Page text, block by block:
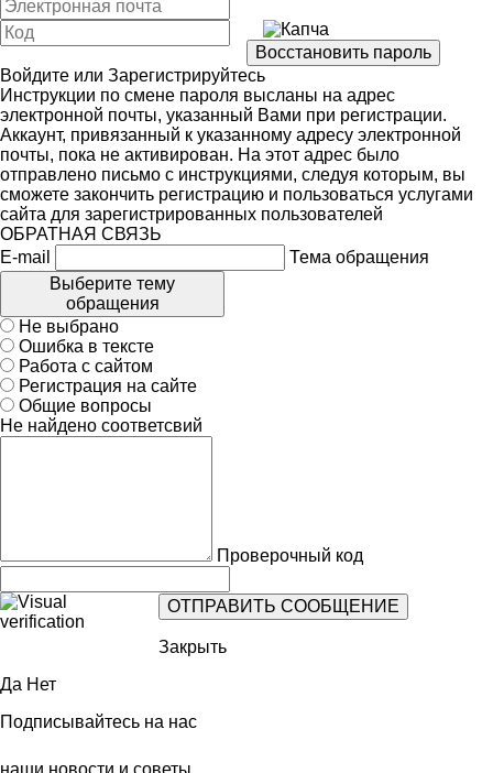
Войдите или Зарегистрируйтесь
Инструкции по смене пароля высланы на адрес
электронной почты, указанный Вами при регистрации.
Аккаунт, привязанный к указанному адресу электронной
почты, пока не активирован. На этот адрес было
отправлено письмо с инструкциями, следуя которым, вы
сможете закончить регистрацию и пользоваться услугами
сайта для зарегистрированных пользователей
ОБРАТНАЯ СВЯЗЬ
E-mail
Тема обращения
Выберите тему
обращения
Не выбрано
Ошибка в тексте
Работа с сайтом
Регистрация на сайте
Общие вопросы
Не найдено соответсвий
Проверочный код
Закрыть
Да Нет
Подписывайтесь на нас